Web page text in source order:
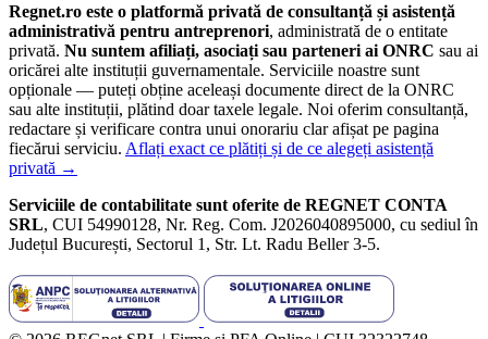
Regnet.ro este o platformă privată de consultanță și asistență
administrativă pentru antreprenori, administrată de o entitate
privată. Nu suntem afiliați, asociați sau parteneri ai ONRC sau ai
oricărei alte instituții guvernamentale. Serviciile noastre sunt
opționale — puteți obține aceleași documente direct de la ONRC
sau alte instituții, plătind doar taxele legale. Noi oferim consultanță,
redactare și verificare contra unui onorariu clar afișat pe pagina
fiecărui serviciu. Aflați exact ce plătiți și de ce alegeți asistență
privată →
Serviciile de contabilitate sunt oferite de REGNET CONTA
SRL, CUI 54990128, Nr. Reg. Com. J2026040895000, cu sediul în
Județul București, Sectorul 1, Str. Lt. Radu Beller 3-5.